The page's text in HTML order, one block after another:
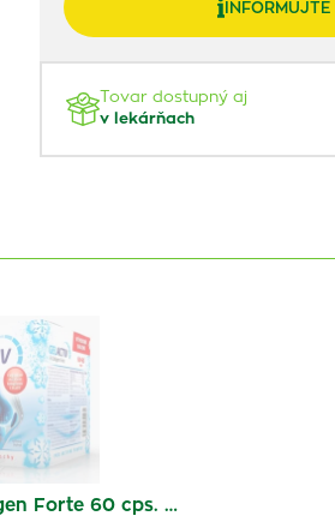
INFORMUJTE
Tovar dostupný aj
v lekárňach
Forte 60 cps. …